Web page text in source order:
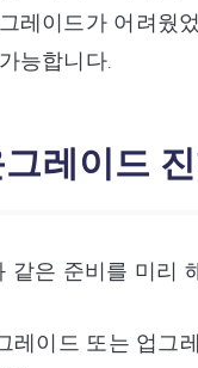
레이드가 어려웠
능합니다.
레이드
같은 준비를 미리
레이드 또는 업그